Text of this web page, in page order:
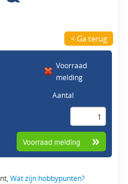
< Ga terug
Voorraad
melding
Aantal
Wat zijn hobbypunten?